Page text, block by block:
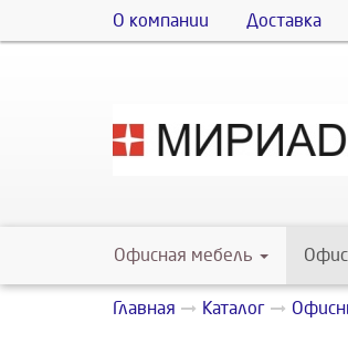
О компании Доставка
Офисная мебель
Главная Каталог